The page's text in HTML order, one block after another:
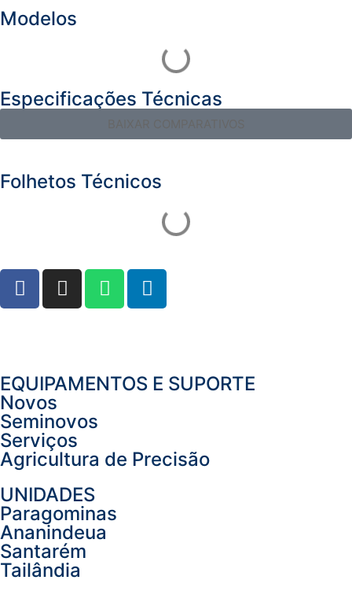
Modelos
Especificações Técnicas
BAIXAR COMPARATIVOS
Folhetos Técnicos
EQUIPAMENTOS E SUPORTE
Novos
Seminovos
Serviços
Agricultura de Precisão
UNIDADES
Paragominas
Ananindeua
Santarém
Tailândia